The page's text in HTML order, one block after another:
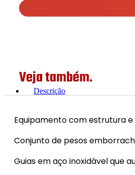
Veja também.
Descrição
Equipamento com estrutura
Conjunto de pesos
Guias em aço inoxidável que